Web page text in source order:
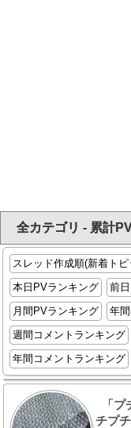
全カテゴリ - 累計
スレッド作成順(新着トピ
本日PVランキング
前
月間PVランキング
年
週間コメントランキング
年間コメントランキング
「プ
チプ